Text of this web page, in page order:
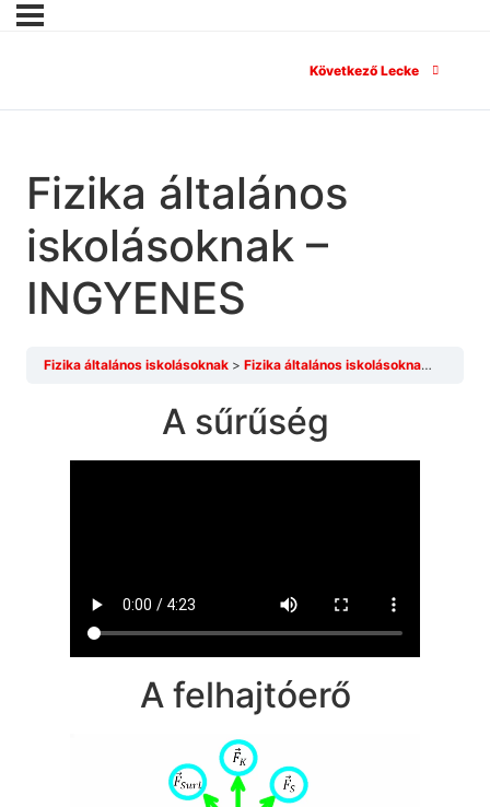
Következő Lecke
Fizika általános
iskolásoknak –
INGYENES
Fizika általános iskolásoknak Fizika általános iskolásoknak – INGYENES
A sűrűség
A felhajtóerő